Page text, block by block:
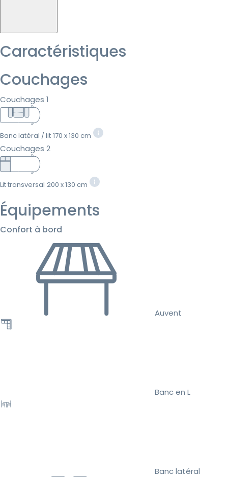
Caractéristiques
Couchages
Couchages 1
Banc latéral / lit 170 x 130 cm
Couchages 2
Lit transversal 200 x 130 cm
Équipements
Confort à bord
Auvent
Banc en L
Banc latéral